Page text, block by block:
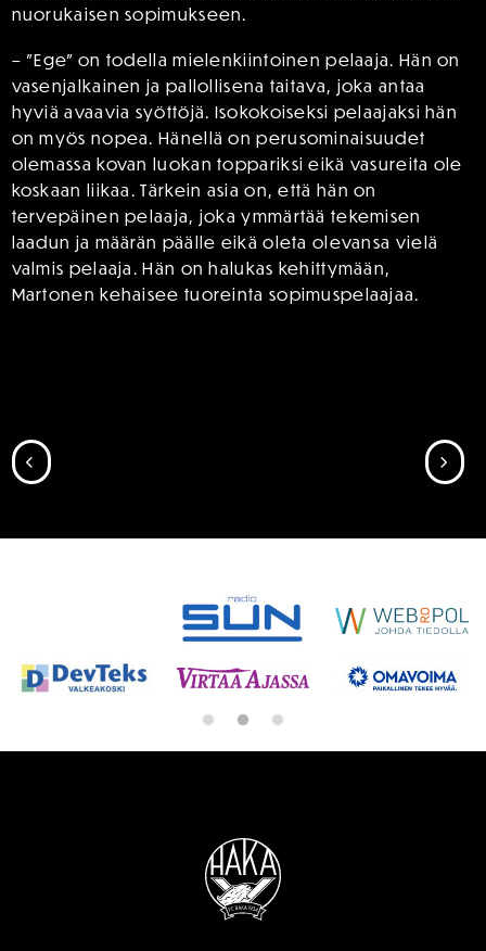
nuorukaisen sopimukseen.
– ”Ege” on todella mielenkiintoinen pelaaja. Hän on
vasenjalkainen ja pallollisena taitava, joka antaa
hyviä avaavia syöttöjä. Isokokoiseksi pelaajaksi hän
on myös nopea. Hänellä on perusominaisuudet
olemassa kovan luokan toppariksi eikä vasureita ole
koskaan liikaa. Tärkein asia on, että hän on
tervepäinen pelaaja, joka ymmärtää tekemisen
laadun ja määrän päälle eikä oleta olevansa vielä
valmis pelaaja. Hän on halukas kehittymään,
Martonen kehaisee tuoreinta sopimuspelaajaa.
SIIRRY EDELLISEEN